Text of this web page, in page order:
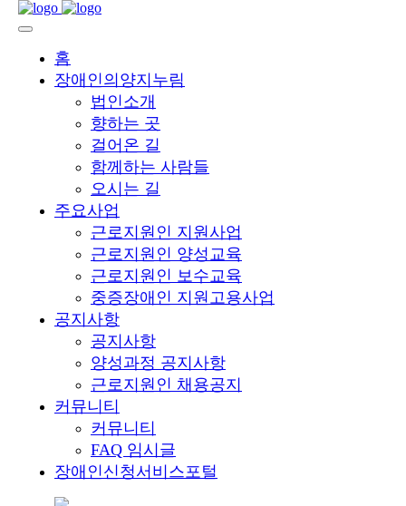
홈
장애인의양지누림
법인소개
향하는 곳
걸어온 길
함께하는 사람들
오시는 길
주요사업
근로지원인 지원사업
근로지원인 양성교육
근로지원인 보수교육
중증장애인 지원고용사업
공지사항
공지사항
양성과정 공지사항
근로지원인 채용공지
커뮤니티
커뮤니티
FAQ 임시글
장애인신청서비스포털